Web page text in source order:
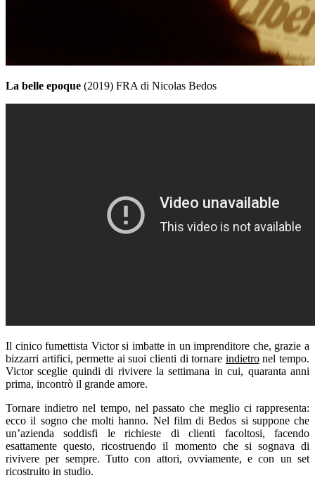
La belle epoque (2019) FRA di Nicolas Bedos
Il cinico fumettista Victor si imbatte in un imprenditore che, grazie a
bizzarri artifici, permette ai suoi clienti di tornare indietronel tempo.
Victor sceglie quindi di rivivere la settimana in cui, quaranta anni
prima, incontrò il grande amore.
Tornare indietro nel tempo, nel passato che meglio ci rappresenta:
ecco il sogno che molti hanno. Nel film di Bedos si suppone che
un’azienda soddisfi le richieste di clienti facoltosi, facendo
esattamente questo, ricostruendo il momento che si sognava di
rivivere per sempre. Tutto con attori, ovviamente, e con un set
ricostruito in studio.